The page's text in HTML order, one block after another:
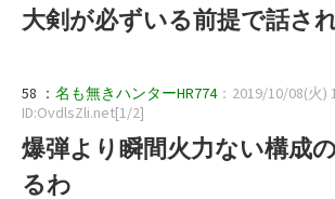
大剣が必ずいる前提で話さ
58 ： 名も無きハンターHR774：2019/10/08(火)
ID:OvdlsZli.net[1/2]
爆弾より瞬間火力ない構成
るわ